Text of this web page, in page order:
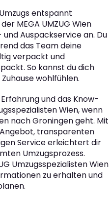
entspannt
MEGA UMZUG Wien
Auspackservice an. Du
das Team deine
verpackt und
So kannst du dich
wohlfühlen.
und das Know-
Wien, wenn
nach Groningen geht. Mit
transparenten
Service erleichtert dir
Umzugsprozess.
Umzugsspezialisten Wien
zu erhalten und